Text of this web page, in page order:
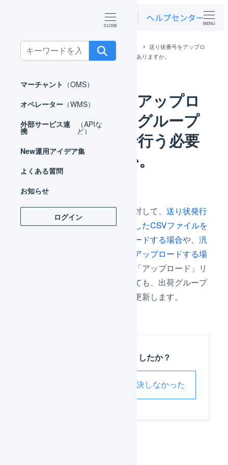
Search
for:
マーチャント （OMS）
オペレーター （WMS）
外部サービス連
携
（APIな
ど）
New運用アイデア集
よくある質問
お知らせ
ログイン
MENU
ホーム よくある質問 オペレーター
送り状番号をアップロ
ードは、出荷グループごとに個別で行う必要がありますか。
送り状番号をアップロ
ードは、出荷グループ
ごとに個別で行う必要
がありますか。
出荷作業中の出荷伝票に対して、 送り状発行
ソフトからダウンロードしたCSVファイルを
使用して結果をアップロードする場合や、 汎
用形式を使用して結果をアップロードする場
、どの出荷グループの「アップロード」リ
ンクからアップロードしても、出荷グループ
を横断して送り状番号を更新します。
この記事は役に立ちましたか？
解決しなかった